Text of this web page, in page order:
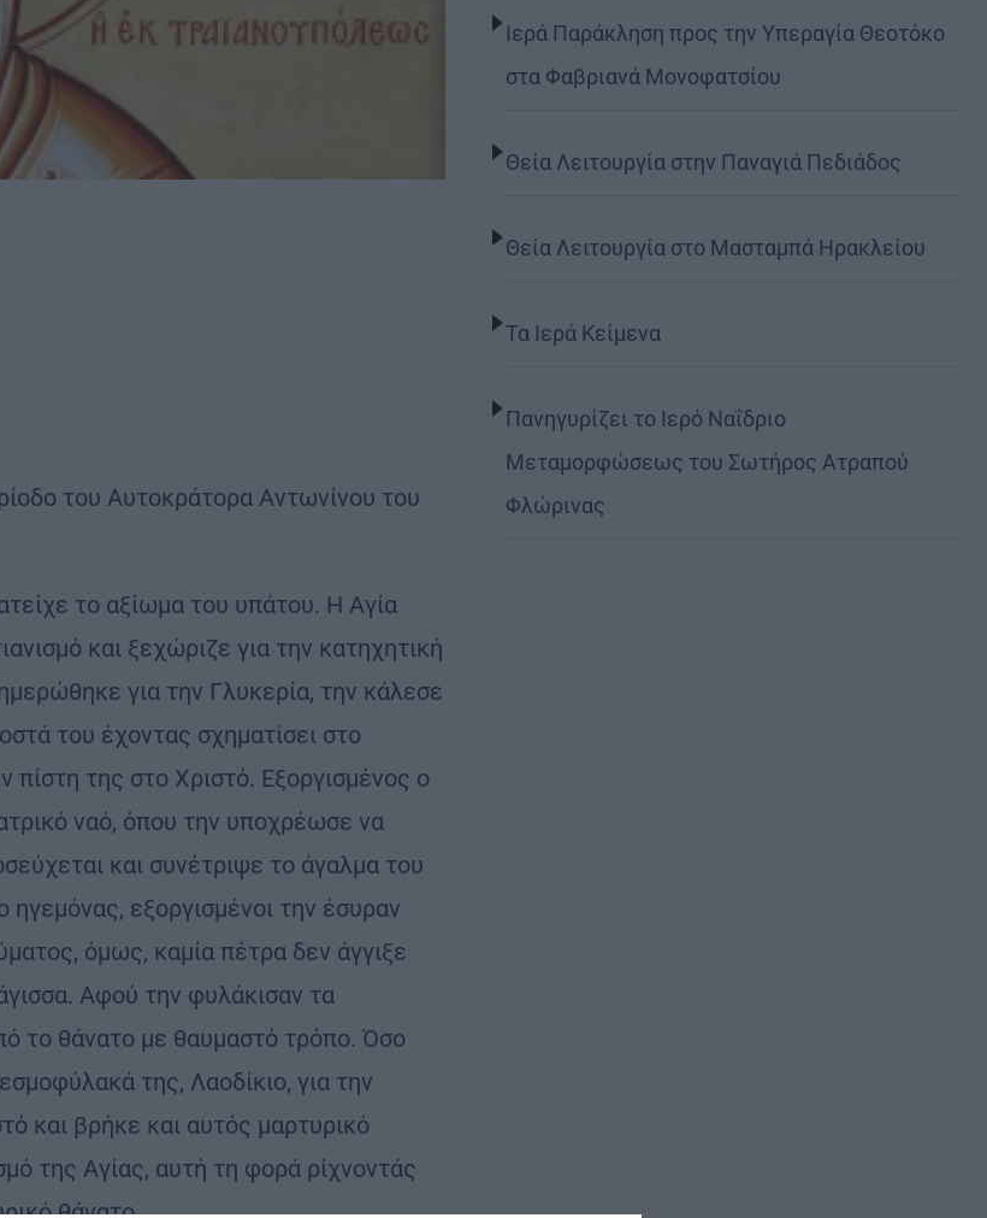
του Αυτοκράτορα Αντωνίνου του
το αξίωμα του υπάτου. Η Αγία
και ξεχώριζε για την κατηχητική
για την Γλυκερία, την κάλεσε
του έχοντας σχηματίσει στο
της στο Χριστό. Εξοργισμένος ο
ναό, όπου την υποχρέωσε να
και συνέτριψε το άγαλμα του
εξοργισμένοι την έσυραν
όμως, καμία πέτρα δεν άγγιξε
Αφού την φυλάκισαν τα
το θάνατο με θαυμαστό τρόπο. Όσο
της, Λαοδίκιο, για την
και βρήκε και αυτός μαρτυρικό
της Αγίας, αυτή τη φορά ρίχνοντάς
θάνατο.
Ιερά Παράκληση προς την Υπεραγία Θεοτόκο
στα Φαβριανά Μονοφατσίου
Θεία Λειτουργία στην Παναγιά Πεδιάδος
Θεία Λειτουργία στο Μασταμπά Ηρακλείου
Τα Ιερά Κείμενα
Πανηγυρίζει το Ιερό Ναΐδριο
Μεταμορφώσεως του Σωτήρος Ατραπού
Φλώρινας